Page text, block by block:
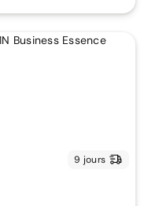
9 jours